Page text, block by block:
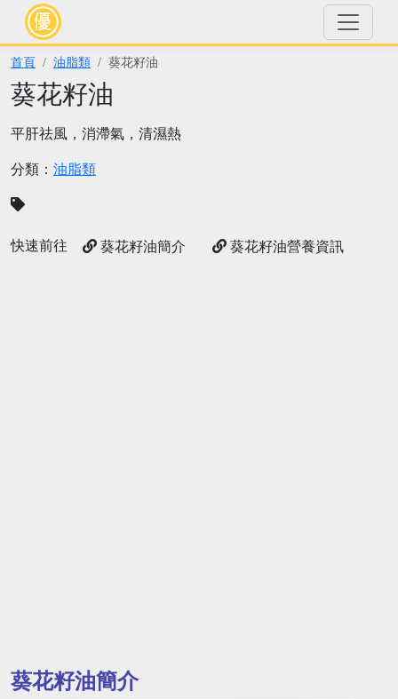
首頁 油脂類 葵花籽油
葵花籽油
平肝祛風，消滯氣，清濕熱
分類： 油脂類
快速前往 葵花籽油簡介 葵花籽油營養資訊
葵花籽油簡介